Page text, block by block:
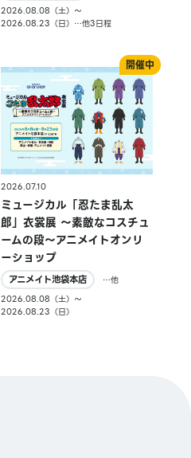
2026.08.08（土）〜
2026.08.23（日）…他3日程
2026.07.10
ミュージカル「忍たま乱太
郎」衣裳展 ～素敵なコスチュ
ームの段～アニメイトオンリ
ーショップ
アニメイト池袋本店
…他
2026.08.08（土）〜
2026.08.23（日）